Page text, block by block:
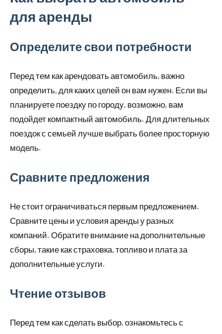
для аренды
Определите свои потребности
Перед тем как арендовать автомобиль, важно
определить, для каких целей он вам нужен. Если вы
планируете поездку по городу, возможно, вам
подойдет компактный автомобиль. Для длительных
поездок с семьей лучше выбрать более просторную
модель.
Сравните предложения
Не стоит ограничиваться первым предложением.
Сравните цены и условия аренды у разных
компаний. Обратите внимание на дополнительные
сборы, такие как страховка, топливо и плата за
дополнительные услуги.
Чтение отзывов
Перед тем как сделать выбор, ознакомьтесь с